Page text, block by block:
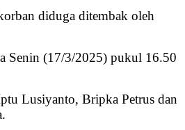
diduga ditembak oleh
Senin (17/3/2025) pukul 16.50
Lusiyanto, Bripka Petrus dan